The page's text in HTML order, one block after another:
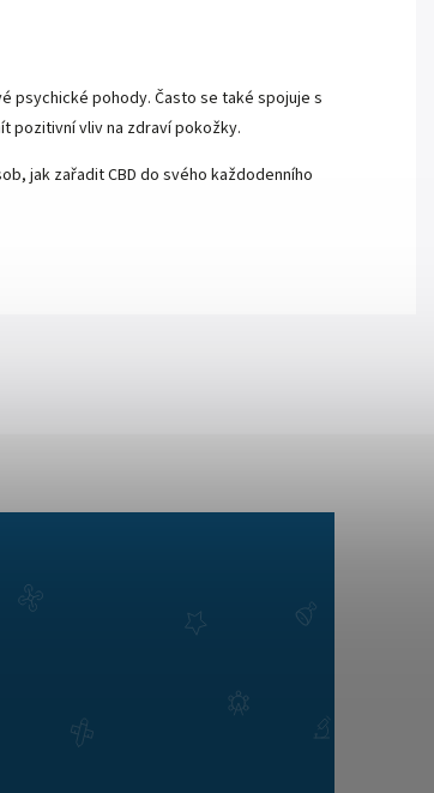
psychické pohody. Často se také spojuje s
pozitivní vliv na zdraví pokožky.
jak zařadit CBD do svého každodenního